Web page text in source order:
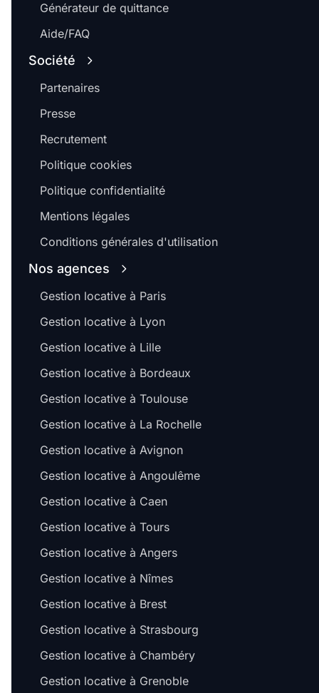
Générateur de quittance
Aide/FAQ
Société
Partenaires
Presse
Recrutement
Politique cookies
Politique confidentialité
Mentions légales
Conditions générales d'utilisation
Nos agences
Gestion locative à Paris
Gestion locative à Lyon
Gestion locative à Lille
Gestion locative à Bordeaux
Gestion locative à Toulouse
Gestion locative à La Rochelle
Gestion locative à Avignon
Gestion locative à Angoulême
Gestion locative à Caen
Gestion locative à Tours
Gestion locative à Angers
Gestion locative à Nîmes
Gestion locative à Brest
Gestion locative à Strasbourg
Gestion locative à Chambéry
Gestion locative à Grenoble